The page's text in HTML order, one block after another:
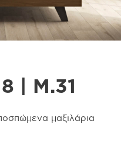
| M.31
μαξιλάρια